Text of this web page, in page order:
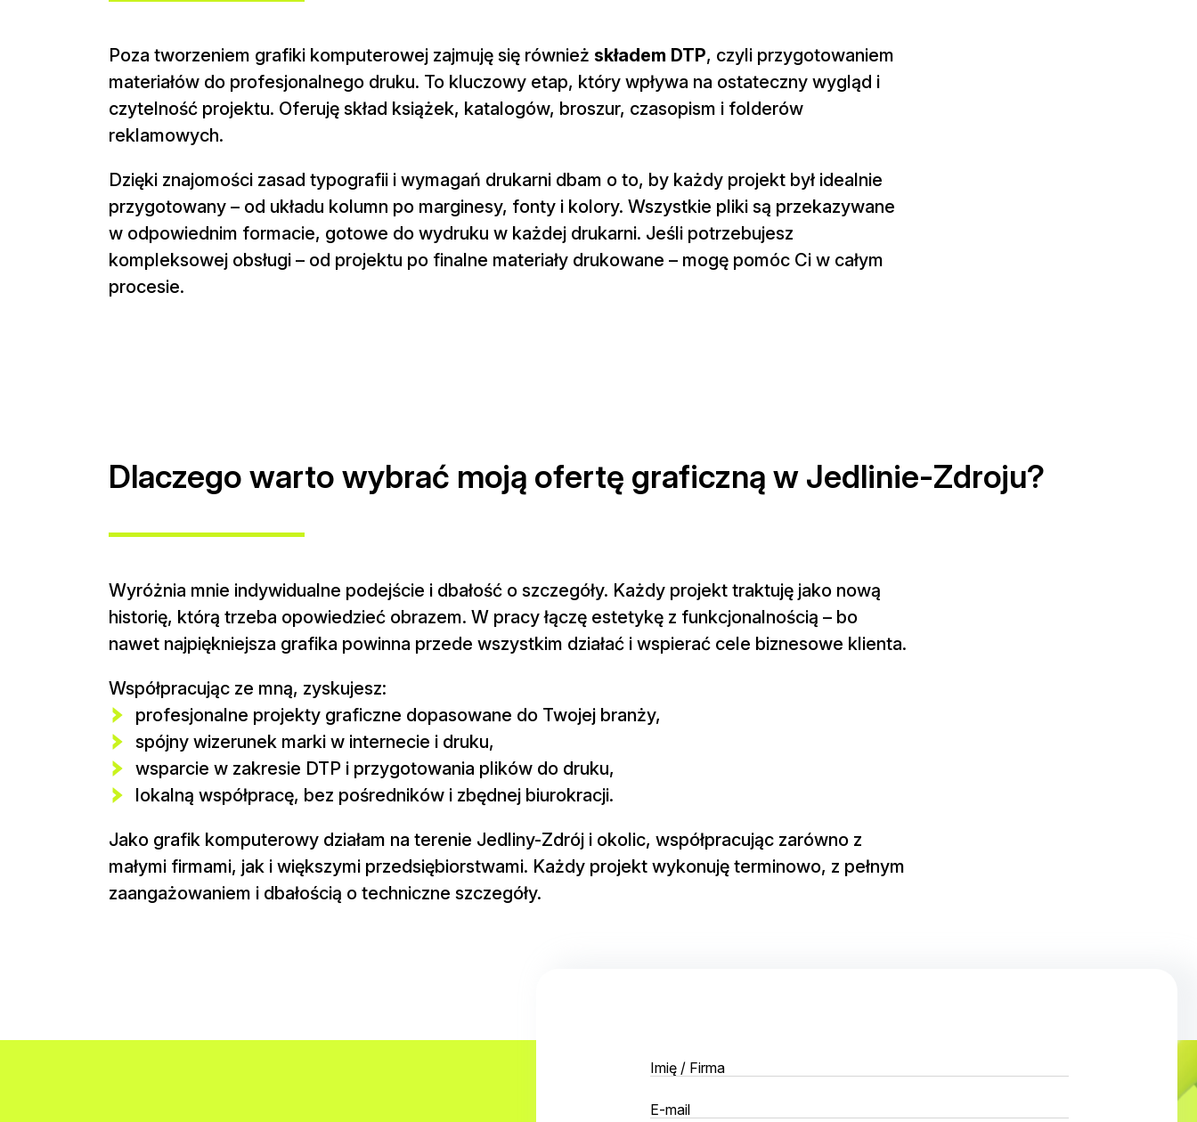
Poza tworzeniem grafiki komputerowej zajmuję się również składem DTP, czyli przygotowaniem
materiałów do profesjonalnego druku. To kluczowy etap, który wpływa na ostateczny wygląd i
czytelność projektu. Oferuję skład książek, katalogów, broszur, czasopism i folderów
reklamowych.
Dzięki znajomości zasad typografii i wymagań drukarni dbam o to, by każdy projekt był idealnie
przygotowany – od układu kolumn po marginesy, fonty i kolory. Wszystkie pliki są przekazywane
w odpowiednim formacie, gotowe do wydruku w każdej drukarni. Jeśli potrzebujesz
kompleksowej obsługi – od projektu po finalne materiały drukowane – mogę pomóc Ci w całym
procesie.
Dlaczego warto wybrać moją ofertę graficzną w Jedlinie-Zdroju?
Wyróżnia mnie indywidualne podejście i dbałość o szczegóły. Każdy projekt traktuję jako nową
historię, którą trzeba opowiedzieć obrazem. W pracy łączę estetykę z funkcjonalnością – bo
nawet najpiękniejsza grafika powinna przede wszystkim działać i wspierać cele biznesowe klienta.
Współpracując ze mną, zyskujesz:
profesjonalne projekty graficzne dopasowane do Twojej branży,
spójny wizerunek marki w internecie i druku,
wsparcie w zakresie DTP i przygotowania plików do druku,
lokalną współpracę, bez pośredników i zbędnej biurokracji.
Jako grafik komputerowy działam na terenie Jedliny-Zdrój i okolic, współpracując zarówno z
małymi firmami, jak i większymi przedsiębiorstwami. Każdy projekt wykonuję terminowo, z pełnym
zaangażowaniem i dbałością o techniczne szczegóły.